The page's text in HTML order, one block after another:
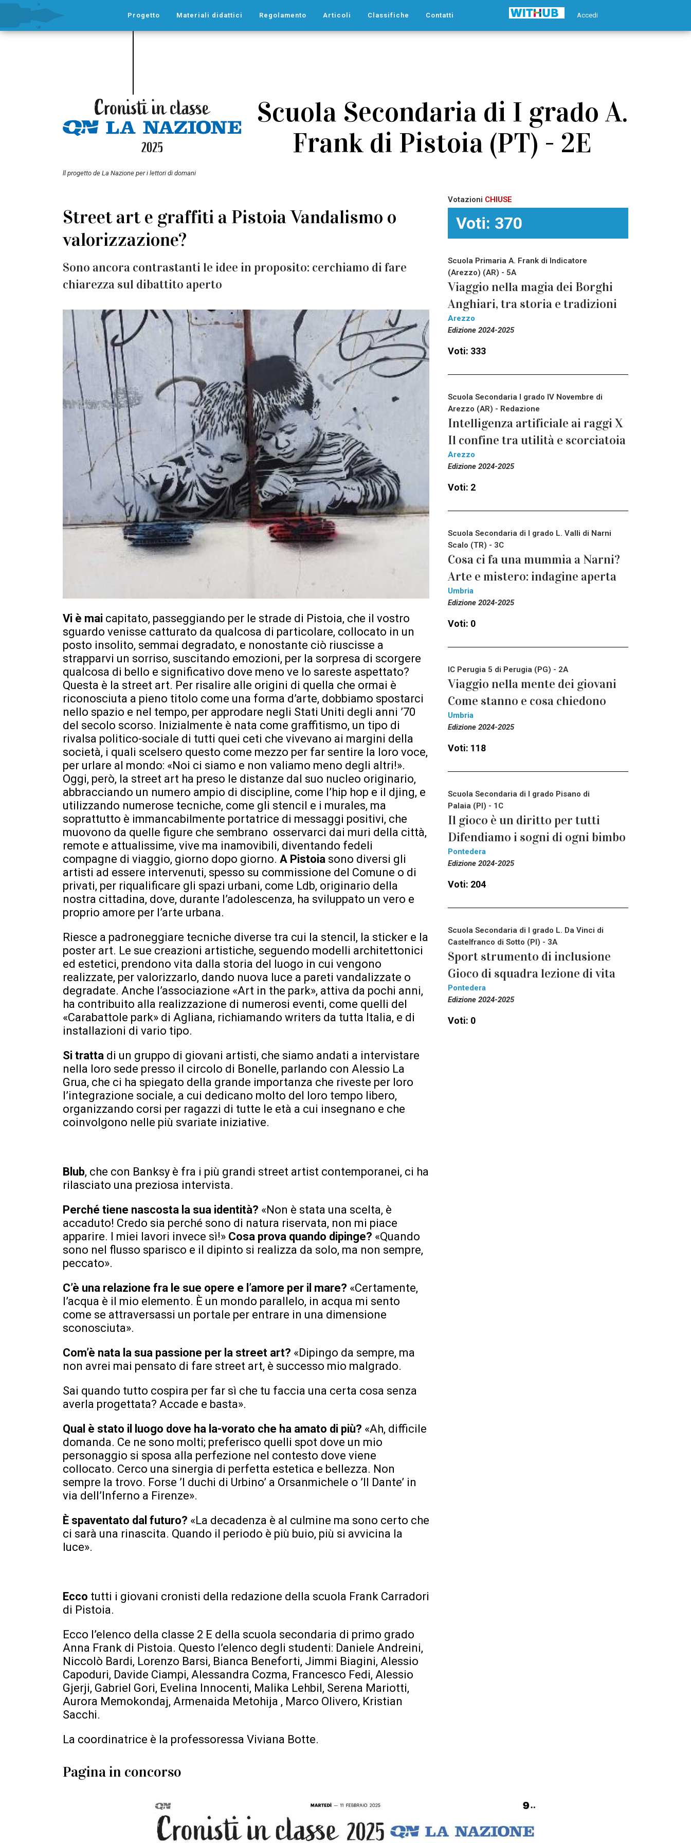
Accedi
Progetto Materiali didattici Regolamento Articoli Classifiche Contatti
ll progetto de La Nazione per i lettori di domani
Scuola Secondaria di I grado A.
Frank di Pistoia (PT) - 2E
Street art e graffiti a Pistoia Vandalismo o
valorizzazione?
Sono ancora contrastanti le idee in proposito: cerchiamo di fare
chiarezza sul dibattito aperto
Vi è mai capitato, passeggiando per le strade di Pistoia, che il vostro
sguardo venisse catturato da qualcosa di particolare, collocato in un
posto insolito, semmai degradato, e nonostante ciò riuscisse a
strapparvi un sorriso, suscitando emozioni, per la sorpresa di scorgere
qualcosa di bello e significativo dove meno ve lo sareste aspettato?
Questa è la street art. Per risalire alle origini di quella che ormai è
riconosciuta a pieno titolo come una forma d’arte, dobbiamo spostarci
nello spazio e nel tempo, per approdare negli Stati Uniti degli anni ’70
del secolo scorso. Inizialmente è nata come graffitismo, un tipo di
rivalsa politico-sociale di tutti quei ceti che vivevano ai margini della
società, i quali scelsero questo come mezzo per far sentire la loro voce,
per urlare al mondo: «Noi ci siamo e non valiamo meno degli altri!».
Oggi, però, la street art ha preso le distanze dal suo nucleo originario,
abbracciando un numero ampio di discipline, come l’hip hop e il djing, e
utilizzando numerose tecniche, come gli stencil e i murales, ma
soprattutto è immancabilmente portatrice di messaggi positivi, che
muovono da quelle figure che sembrano osservarci dai muri della città,
remote e attualissime, vive ma inamovibili, diventando fedeli
compagne di viaggio, giorno dopo giorno. A Pistoia sono diversi gli
artisti ad essere intervenuti, spesso su commissione del Comune o di
privati, per riqualificare gli spazi urbani, come Ldb, originario della
nostra cittadina, dove, durante l’adolescenza, ha sviluppato un vero e
proprio amore per l’arte urbana.
Riesce a padroneggiare tecniche diverse tra cui la stencil, la sticker e la
poster art. Le sue creazioni artistiche, seguendo modelli architettonici
ed estetici, prendono vita dalla storia del luogo in cui vengono
realizzate, per valorizzarlo, dando nuova luce a pareti vandalizzate o
degradate. Anche l’associazione «Art in the park», attiva da pochi anni,
ha contribuito alla realizzazione di numerosi eventi, come quelli del
«Carabattole park» di Agliana, richiamando writers da tutta Italia, e di
installazioni di vario tipo.
Si tratta di un gruppo di giovani artisti, che siamo andati a intervistare
nella loro sede presso il circolo di Bonelle, parlando con Alessio La
Grua, che ci ha spiegato della grande importanza che riveste per loro
l’integrazione sociale, a cui dedicano molto del loro tempo libero,
organizzando corsi per ragazzi di tutte le età a cui insegnano e che
coinvolgono nelle più svariate iniziative.
Blub, che con Banksy è fra i più grandi street artist contemporanei, ci ha
rilasciato una preziosa intervista.
Perché tiene nascosta la sua identità? «Non è stata una scelta, è
accaduto! Credo sia perché sono di natura riservata, non mi piace
apparire. I miei lavori invece sì!» Cosa prova quando dipinge? «Quando
sono nel flusso sparisco e il dipinto si realizza da solo, ma non sempre,
peccato».
C’è una relazione fra le sue opere e l’amore per il mare? «Certamente,
l’acqua è il mio elemento. È un mondo parallelo, in acqua mi sento
come se attraversassi un portale per entrare in una dimensione
sconosciuta».
Com’è nata la sua passione per la street art? «Dipingo da sempre, ma
non avrei mai pensato di fare street art, è successo mio malgrado.
Sai quando tutto cospira per far sì che tu faccia una certa cosa senza
averla progettata? Accade e basta».
Qual è stato il luogo dove ha la-vorato che ha amato di più? «Ah, difficile
domanda. Ce ne sono molti; preferisco quelli spot dove un mio
personaggio si sposa alla perfezione nel contesto dove viene
collocato. Cerco una sinergia di perfetta estetica e bellezza. Non
sempre la trovo. Forse ’I duchi di Urbino’ a Orsanmichele o ’Il Dante’ in
via dell’Inferno a Firenze».
È spaventato dal futuro? «La decadenza è al culmine ma sono certo che
ci sarà una rinascita. Quando il periodo è più buio, più si avvicina la
luce».
Ecco tutti i giovani cronisti della redazione della scuola Frank Carradori
di Pistoia.
Ecco l’elenco della classe 2 E della scuola secondaria di primo grado
Anna Frank di Pistoia. Questo l’elenco degli studenti: Daniele Andreini,
Niccolò Bardi, Lorenzo Barsi, Bianca Beneforti, Jimmi Biagini, Alessio
Capoduri, Davide Ciampi, Alessandra Cozma, Francesco Fedi, Alessio
Gjerji, Gabriel Gori, Evelina Innocenti, Malika Lehbil, Serena Mariotti,
Aurora Memokondaj, Armenaida Metohija , Marco Olivero, Kristian
Sacchi.
La coordinatrice è la professoressa Viviana Botte.
Votazioni CHIUSE
Voti: 370
Scuola Primaria A. Frank di Indicatore
(Arezzo) (AR) - 5A
Viaggio nella magia dei Borghi
Anghiari, tra storia e tradizioni
Arezzo
Edizione 2024-2025
Voti: 333
Scuola Secondaria I grado IV Novembre di
Arezzo (AR) - Redazione
Intelligenza artificiale ai raggi X
Il confine tra utilità e scorciatoia
Arezzo
Edizione 2024-2025
Voti: 2
Scuola Secondaria di I grado L. Valli di Narni
Scalo (TR) - 3C
Cosa ci fa una mummia a Narni?
Arte e mistero: indagine aperta
Umbria
Edizione 2024-2025
Voti: 0
IC Perugia 5 di Perugia (PG) - 2A
Viaggio nella mente dei giovani
Come stanno e cosa chiedono
Umbria
Edizione 2024-2025
Voti: 118
Scuola Secondaria di I grado Pisano di
Palaia (PI) - 1C
Il gioco è un diritto per tutti
Difendiamo i sogni di ogni bimbo
Pontedera
Edizione 2024-2025
Voti: 204
Scuola Secondaria di I grado L. Da Vinci di
Castelfranco di Sotto (PI) - 3A
Sport strumento di inclusione
Gioco di squadra lezione di vita
Pontedera
Edizione 2024-2025
Voti: 0
Pagina in concorso